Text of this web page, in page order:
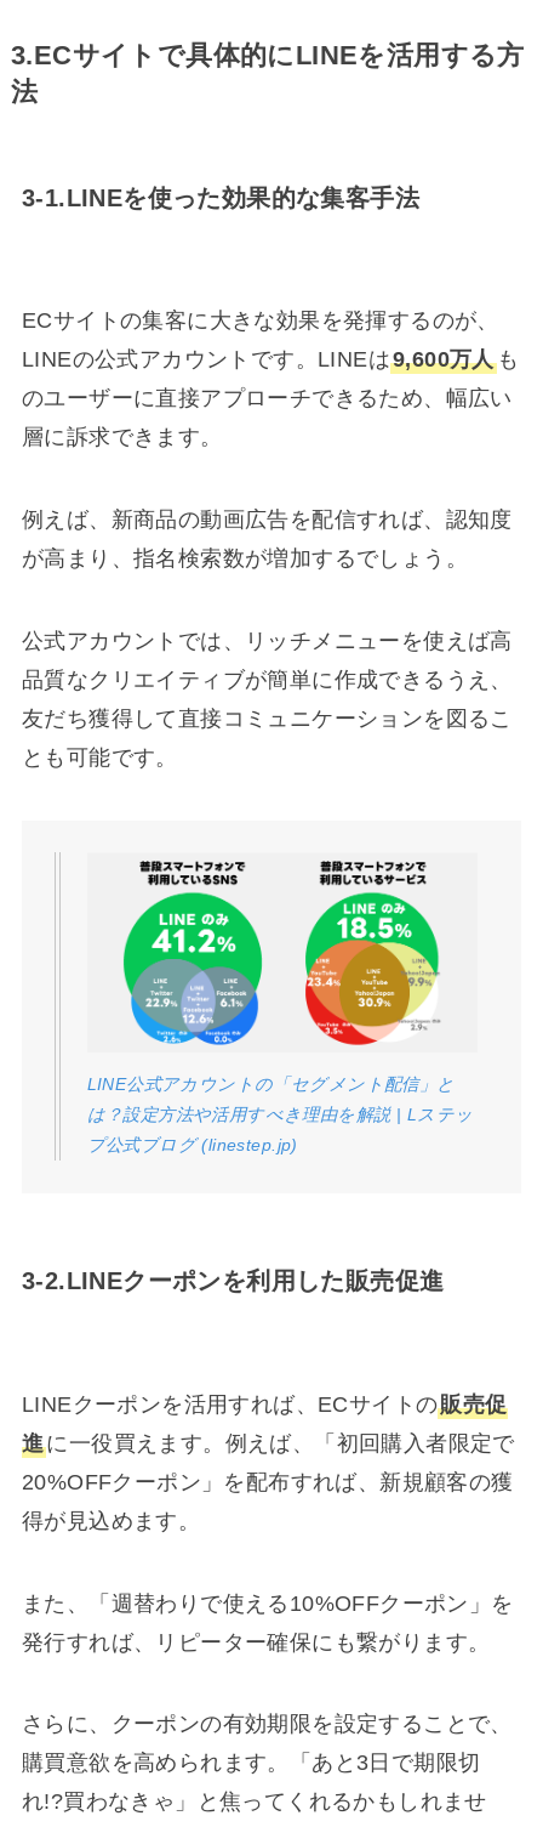
3.ECサイトで具体的にLINEを活用する方
法
3-1.LINEを使った効果的な集客手法
ECサイトの集客に大きな効果を発揮するのが、
LINEの公式アカウントです。LINEは9,600万人も
のユーザーに直接アプローチできるため、幅広い
層に訴求できます。
例えば、新商品の動画広告を配信すれば、認知度
が高まり、指名検索数が増加するでしょう。
公式アカウントでは、リッチメニューを使えば高
品質なクリエイティブが簡単に作成できるうえ、
友だち獲得して直接コミュニケーションを図るこ
とも可能です。
LINE公式アカウントの「セグメント配信」と
は？設定方法や活用すべき理由を解説 | Lステッ
プ公式ブログ (linestep.jp)
3-2.LINEクーポンを利用した販売促進
LINEクーポンを活用すれば、ECサイトの販売促
進に一役買えます。例えば、「初回購入者限定で
20%OFFクーポン」を配布すれば、新規顧客の獲
得が見込めます。
また、「週替わりで使える10%OFFクーポン」を
発行すれば、リピーター確保にも繋がります。
さらに、クーポンの有効期限を設定することで、
購買意欲を高められます。「あと3日で期限切
れ!?買わなきゃ」と焦ってくれるかもしれませ